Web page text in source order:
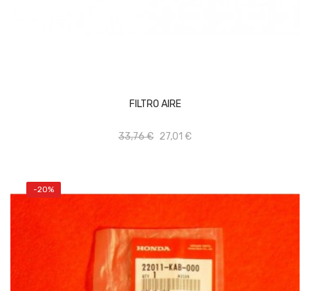
FILTRO AIRE
33,76 € 27,01 €
-20%